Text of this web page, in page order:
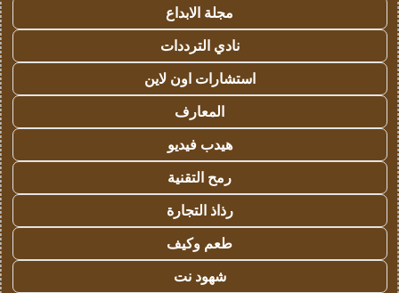
مجلة الابداع
نادي الترددات
استشارات اون لاين
المعارف
هيدب فيديو
رمح التقنية
رذاذ التجارة
طعم وكيف
شهود نت